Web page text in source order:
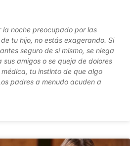
la noche preocupado por las
tu hijo, no estás exagerando. Si
seguro de sí mismo, se niega
amigos o se queja de dolores
tu instinto de que algo
padres a menudo acuden a